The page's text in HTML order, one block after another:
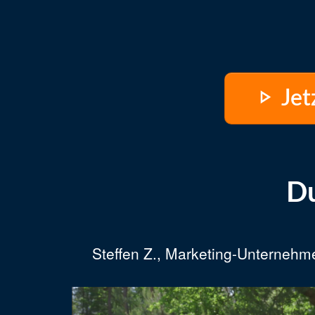
Steffen Z., Marketing-